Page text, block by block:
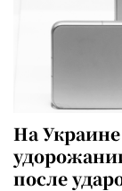
На
после